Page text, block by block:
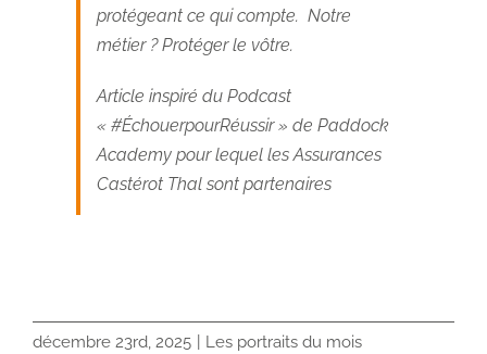
protégeant ce qui compte. Notre
métier ? Protéger le vôtre.
Article inspiré du Podcast
« #ÉchouerpourRéussir » de Paddock
Academypour lequel les Assurances
Castérot Thal sont partenaires
décembre 23rd, 2025 Les portraits du mois